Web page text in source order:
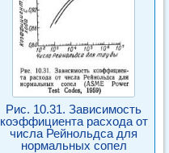
Рис. 10.31. Зависимость
коэффициента расхода от
числа Рейнольдса для
нормальных сопел